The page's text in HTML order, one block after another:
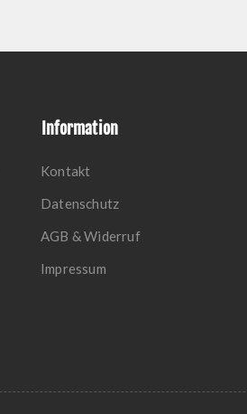
Information
Kontakt
Datenschutz
AGB & Widerruf
Impressum